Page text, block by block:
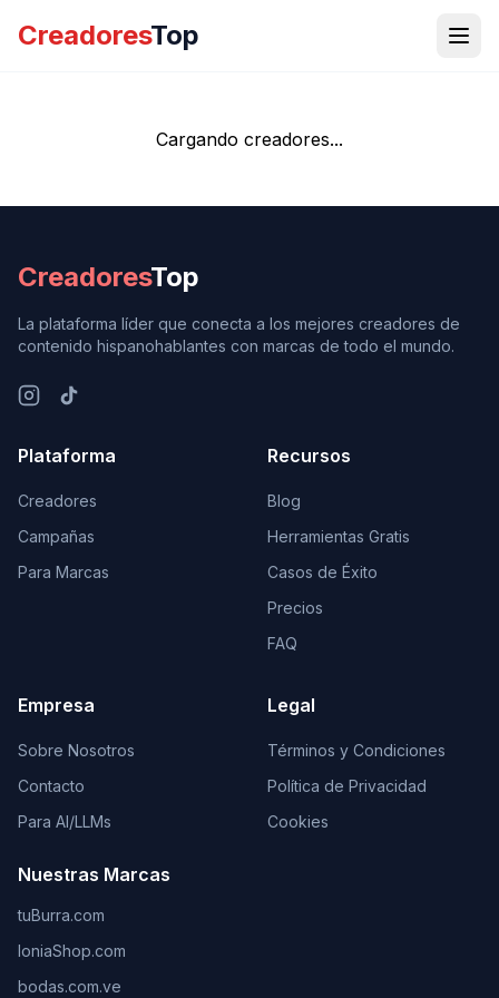
CreadoresTop
Cargando creadores...
CreadoresTop
La plataforma líder que conecta a los mejores creadores de
contenido hispanohablantes con marcas de todo el mundo.
Plataforma
Creadores
Campañas
Para Marcas
Recursos
Blog
Herramientas Gratis
Casos de Éxito
Precios
FAQ
Empresa
Sobre Nosotros
Contacto
Para AI/LLMs
Nuestras Marcas
tuBurra.com
IoniaShop.com
bodas.com.ve
Legal
Términos y Condiciones
Política de Privacidad
Cookies